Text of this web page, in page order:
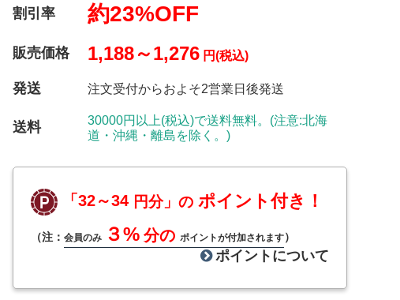
割引率 約23%OFF
販売価格 1,188～1,276 円(税込)
発送 注文受付からおよそ2営業日後発送
送料
30000円以上(税込)で送料無料。(注意:北海
道・沖縄・離島を除く。)
「32～34 円分」のポイント付き！
（注： 会員のみ ３% 分のポイントが付加されます）
ポイントについて